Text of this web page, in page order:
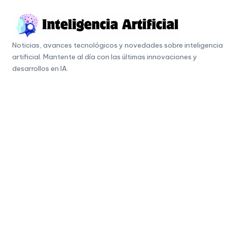
content
I
n
t
Noticias, avances tecnológicos y novedades sobre inteligencia
artificial. Mantente al día con las últimas innovaciones y
desarrollos en IA.